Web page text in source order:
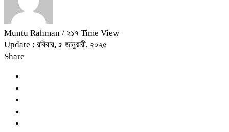
Muntu Rahman / ২১৭ Time View
Update : রবিবার, ৫ জানুয়ারী, ২০২৫
Share